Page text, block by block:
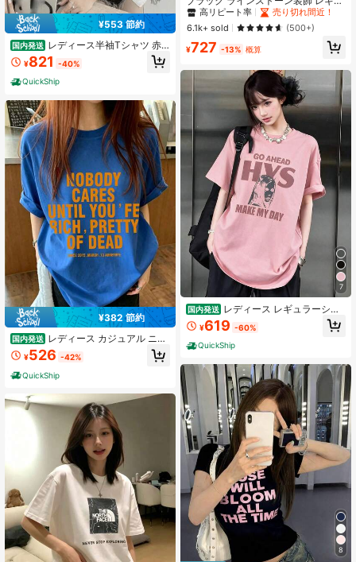
¥553 節約
国内発送 レディース半袖Tシャツ 赤
アート文字「餃子」プリント ゆった
りルーズシルエット デイリーカジュ
アル風
¥821 -40%
QuickShip
¥382 節約
国内発送 レディース カジュアル ニッ
ト グラフィック T シャツ、ラウンド
ネック 半袖 ドロップショルダー、レ
ギュラー丈 やや伸縮性あり、プレッ
ピー デイリーウェア T シャツ
¥526 -42%
QuickShip
ラーショルダー 半袖Tシャツ、フィ
ットしたクロップド スタイリッシュ
カジュアルトップス レディース 夏用
#5 ベストセラー
作物 レディーストップス
高リピート率
売り切れ間近！
#5 ベストセラー
作物 レディーストップス
高リピート率
売り切れ間近！
#5 ベストセラー
高リピート率
売り切れ間近！
6.1k+ sold (500+)
¥727 -13% 概算
7
国内発送 レディース レギュラーシル
エット半袖 T シャツ ヴィンテージ英
字グラフィックプリント クルーネッ
クカジュアルトップス
¥619 -60%
QuickShip
8